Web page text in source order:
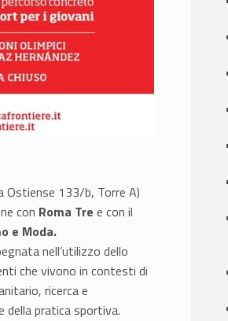
Ostiense 133/b, Torre A)
con Roma Tre e con il
e Moda.
nell’utilizzo dello
che vivono in contesti di
ricerca e
della pratica sportiva.